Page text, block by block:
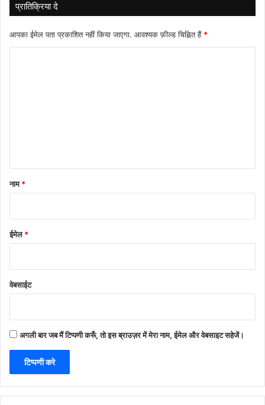
प्रातिक्रिया दे
आपका ईमेल पता प्रकाशित नहीं किया जाएगा. आवश्यक फ़ील्ड चिह्नित हैं *
नाम*
ईमेल*
वेबसाईट
अगली बार जब मैं टिप्पणी करूँ, तो इस ब्राउज़र में मेरा नाम, ईमेल और वेबसाइट सहेजें।